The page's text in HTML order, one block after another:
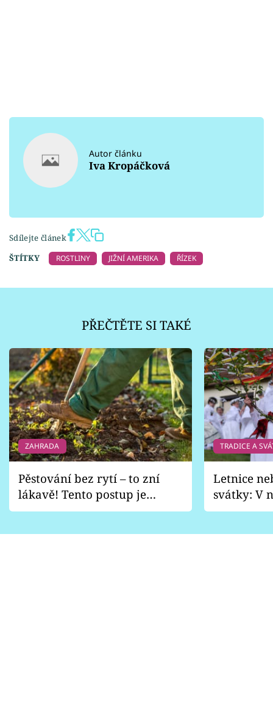
Autor článku
Iva Kropáčková
Sdílejte článek
ŠTÍTKY
ROSTLINY JIŽNÍ AMERIKA ŘÍZEK
PŘEČTĚTE SI TAKÉ
ZAHRADA
Pěstování bez rytí – to zní
lákavě! Tento postup je
vhodný jen pro některé
TRADICE A
Letnice
svátky: V
pondělí